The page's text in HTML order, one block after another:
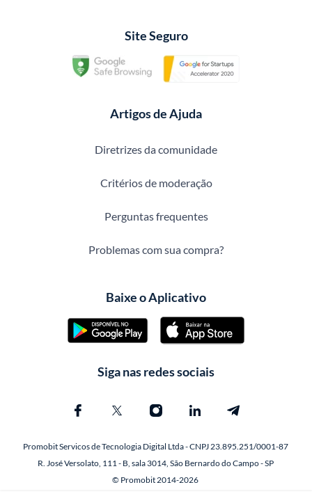
Site Seguro
Artigos de Ajuda
Diretrizes da comunidade
Critérios de moderação
Perguntas frequentes
Problemas com sua compra?
Baixe o Aplicativo
Siga nas redes sociais
Promobit Servicos de Tecnologia Digital Ltda - CNPJ 23.895.251/0001-87
R. José Versolato, 111 - B, sala 3014, São Bernardo do Campo - SP
© Promobit 2014-2026